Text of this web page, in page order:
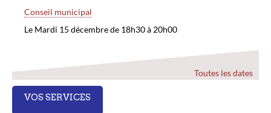
Conseil municipal
Le Mardi 15 décembre de 18h30 à 20h00
Toutes les dates
VOS SERVICES